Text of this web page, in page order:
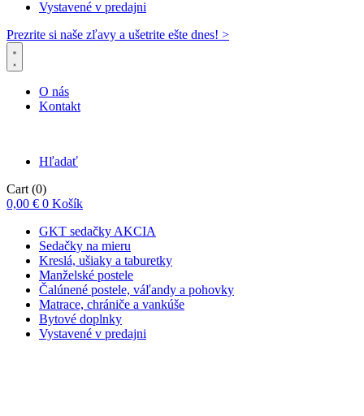
Vystavené v predajni
Prezrite si naše zľavy a ušetrite ešte dnes! >​
O nás
Kontakt
Hľadať
Cart (0)
0,00 € 0 Košík
GKT sedačky AKCIA
Sedačky na mieru
Kreslá, ušiaky a taburetky
Manželské postele
Čalúnené postele, váľandy a pohovky
Matrace, chrániče a vankúše
Bytové doplnky
Vystavené v predajni